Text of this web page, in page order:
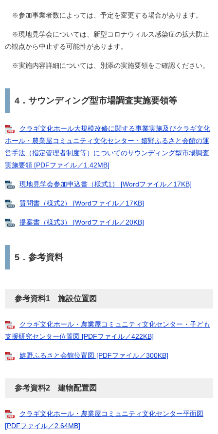
※参加事業者数によっては、予定を変更する場合があります。
※現地見学会については、新型コロナウィルス感染症の拡大防止
の観点から中止する可能性があります。
※実施内容詳細については、別添の実施要領をご確認ください。
4．サウンディング型市場調査実施要領等
クラギ文化ホール大規模改修に関する事業実施及びクラギ文化
ホール・農業屋コミュニティ文化センター・嬉野ふるさと会館の運
営手法（指定管理者制度等）についてのサウンディング型市場調査
実施要領 [PDFファイル／1.42MB]
現地見学会参加申込書（様式1） [Wordファイル／17KB]
質問書（様式2） [Wordファイル／17KB]
提案書（様式3） [Wordファイル／20KB]
5．参考資料
参考資料1 施設位置図
クラギ文化ホール・農業屋コミュニティ文化センター・子ども
支援研究センター位置図 [PDFファイル／422KB]
嬉野ふるさと会館位置図 [PDFファイル／300KB]
参考資料2 建物配置図
クラギ文化ホール・農業屋コミュニティ文化センター平面図
[PDFファイル／2.64MB]